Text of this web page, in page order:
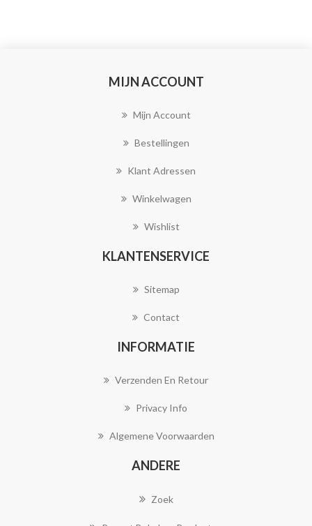
MIJN ACCOUNT
Mijn Account
Bestellingen
Klant Adressen
Winkelwagen
Wishlist
KLANTENSERVICE
Sitemap
Contact
INFORMATIE
Verzenden En Retour
Privacy Info
Algemene Voorwaarden
ANDERE
Zoek